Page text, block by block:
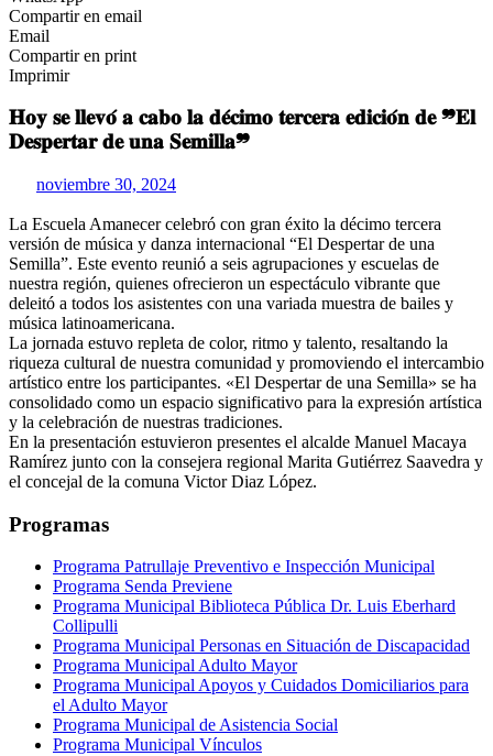
Compartir en email
Email
Compartir en print
Imprimir
𝐇𝐨𝐲 𝐬𝐞 𝐥𝐥𝐞𝐯𝐨́ 𝐚 𝐜𝐚𝐛𝐨 𝐥𝐚 𝐝𝐞́𝐜𝐢𝐦𝐨 𝐭𝐞𝐫𝐜𝐞𝐫𝐚 𝐞𝐝𝐢𝐜𝐢𝐨́𝐧 𝐝𝐞 ❞𝐄𝐥
𝐃𝐞𝐬𝐩𝐞𝐫𝐭𝐚𝐫 𝐝𝐞 𝐮𝐧𝐚 𝐒𝐞𝐦𝐢𝐥𝐥𝐚❞
noviembre 30, 2024
La Escuela Amanecer celebró con gran éxito la décimo tercera
versión de música y danza internacional “El Despertar de una
Semilla”. Este evento reunió a seis agrupaciones y escuelas de
nuestra región, quienes ofrecieron un espectáculo vibrante que
deleitó a todos los asistentes con una variada muestra de bailes y
música latinoamericana.
La jornada estuvo repleta de color, ritmo y talento, resaltando la
riqueza cultural de nuestra comunidad y promoviendo el intercambio
artístico entre los participantes. «El Despertar de una Semilla» se ha
consolidado como un espacio significativo para la expresión artística
y la celebración de nuestras tradiciones.
En la presentación estuvieron presentes el alcalde Manuel Macaya
Ramírez junto con la consejera regional Marita Gutiérrez Saavedra y
el concejal de la comuna Victor Diaz López.
Programas
Programa Patrullaje Preventivo e Inspección Municipal
Programa Senda Previene
Programa Municipal Biblioteca Pública Dr. Luis Eberhard
Collipulli
Programa Municipal Personas en Situación de Discapacidad
Programa Municipal Adulto Mayor
Programa Municipal Apoyos y Cuidados Domiciliarios para
el Adulto Mayor
Programa Municipal de Asistencia Social
Programa Municipal Vínculos